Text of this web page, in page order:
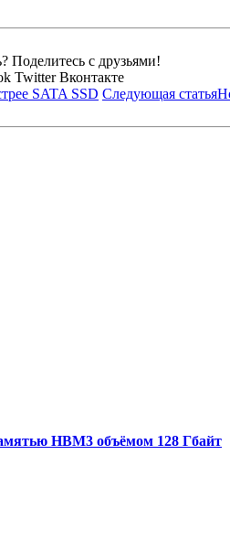
Поделитесь с друзьями!
Twitter Вконтакте
SATA SSD Следующая статья
HBM3 объёмом 128 Гбайт